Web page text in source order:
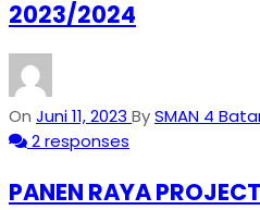
2023/2024
On Juni 11, 2023 BySMAN 4
2 responses
PANEN RAYA